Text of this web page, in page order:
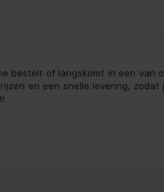
bestelt of langskomt in een van
en een snelle levering, zodat